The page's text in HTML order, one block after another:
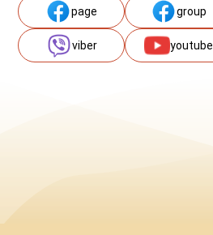
page group
viber youtube